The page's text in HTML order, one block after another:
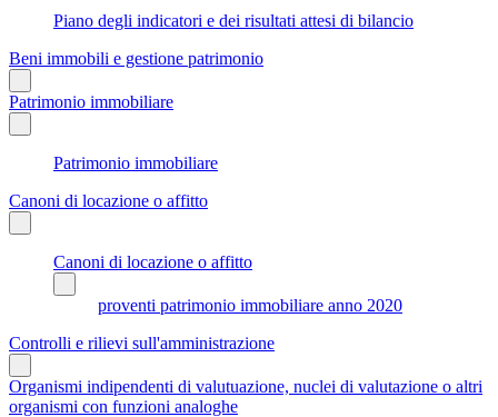
Piano degli indicatori e dei risultati attesi di bilancio
Beni immobili e gestione patrimonio
Patrimonio immobiliare
Patrimonio immobiliare
Canoni di locazione o affitto
Canoni di locazione o affitto
proventi patrimonio immobiliare anno 2020
Controlli e rilievi sull'amministrazione
Organismi indipendenti di valutuazione, nuclei di valutazione o altri
organismi con funzioni analoghe